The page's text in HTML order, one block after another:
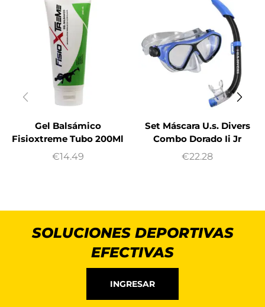
Gel Balsámico
Fisioxtreme Tubo 200Ml
€14.49
Set Máscara U.s. Divers
Combo Dorado Ii Jr
€22.28
SOLUCIONES DEPORTIVAS
EFECTIVAS
INGRESAR